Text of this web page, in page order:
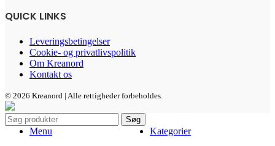
QUICK LINKS
Leveringsbetingelser
Cookie- og privatlivspolitik
Om Kreanord
Kontakt os
© 2026 Kreanord | Alle rettigheder forbeholdes.
Søg
Menu
Kategorier